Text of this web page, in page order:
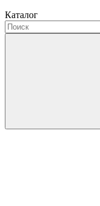
Каталог